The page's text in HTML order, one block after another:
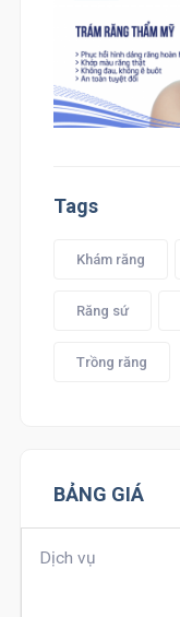
Tags
Khám răng
Răng sứ
Trồng răng
BẢNG GIÁ
Dịch vụ